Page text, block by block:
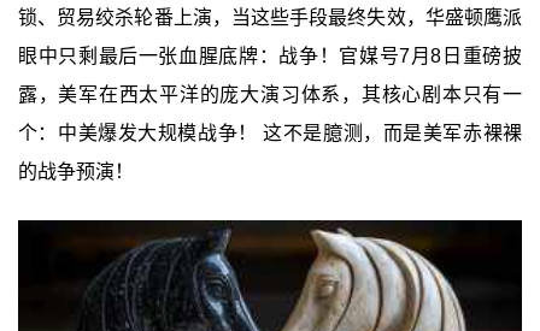
锁、贸易绞杀轮番上演，当这些手段最终失效，华盛顿鹰派
眼中只剩最后一张血腥底牌：战争！官媒号7月8日重磅披
露，美军在西太平洋的庞大演习体系，其核心剧本只有一
个：中美爆发大规模战争！ 这不是臆测，而是美军赤裸裸
的战争预演！